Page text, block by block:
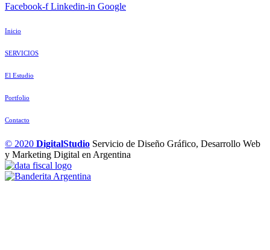
Facebook-f Linkedin-in Google
Inicio
SERVICIOS
El Estudio
Portfolio
Contacto
© 2020 DigitalStudio Servicio de Diseño Gráfico, Desarrollo Web
y Marketing Digital en Argentina